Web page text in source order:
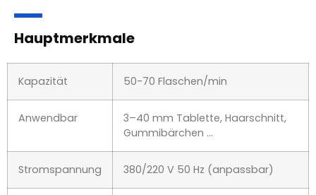
Hauptmerkmale
Kapazität 50-70 Flaschen/min
Anwendbar
3–40 mm Tablette, Haarschnitt,
Gummibärchen …